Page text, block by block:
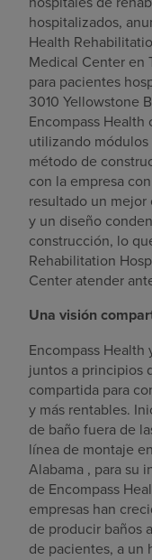
hospitalizados,
Health
Medical Center en
para pacientes
3010 Yellowstone
Encompass
utilizando
método de
con la empresa
resultado un
y un diseño
construcción, lo
Rehabilitation
Center atender
Una visión
Encompass Health
juntos a principios
compartida para
y más rentables.
de baño fuera de
línea de montaje
Alabama , para su
de Encompass
empresas han
de producir baños
de pacientes, a un